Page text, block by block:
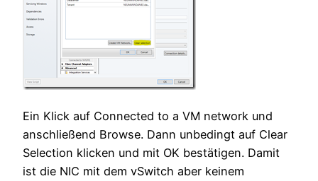
Ein Klick auf Connected to a VM network und
anschließend Browse. Dann unbedingt auf Clear
Selection klicken und mit OK bestätigen. Damit
ist die NIC mit dem vSwitch aber keinem